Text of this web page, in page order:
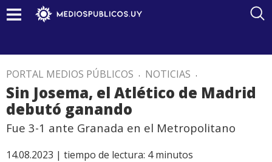
PORTAL MEDIOS PÚBLICOS . NOTICIAS .
Sin Josema, el Atlético de Madrid
debutó ganando
Fue 3-1 ante Granada en el Metropolitano
14.08.2023 | tiempo de lectura: 4 minutos